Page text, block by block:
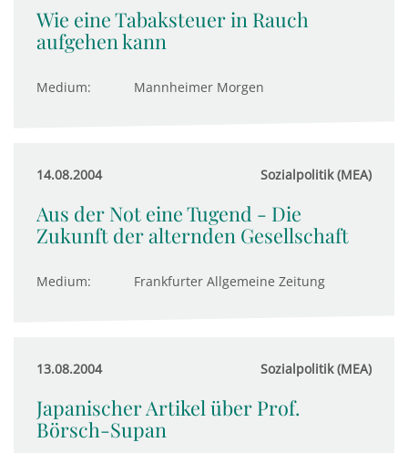
Wie eine Tabaksteuer in Rauch
aufgehen kann
Medium: Mannheimer Morgen
14.08.2004 Sozialpolitik (MEA)
Aus der Not eine Tugend - Die
Zukunft der alternden Gesellschaft
Medium: Frankfurter Allgemeine Zeitung
13.08.2004 Sozialpolitik (MEA)
Japanischer Artikel über Prof.
Börsch-Supan